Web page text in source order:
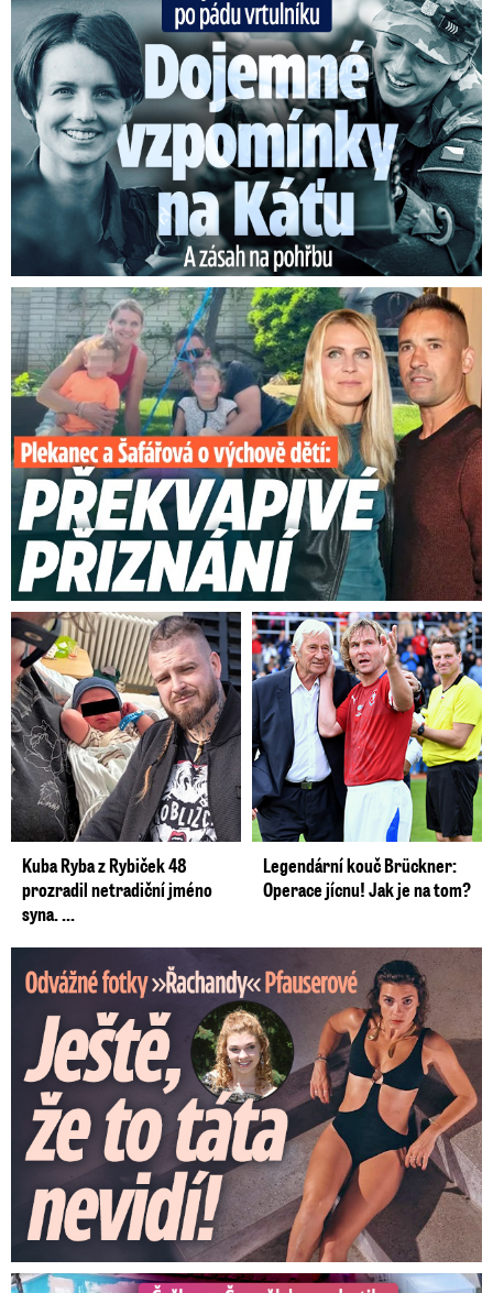
Plekanec a Šafářová o výchově dětí: Překvapivé přiznání
Kuba Ryba z Rybiček 48
prozradil netradiční jméno
syna. ...
Legendární kouč Brückner:
Operace jícnu! Jak je na tom?
Odvážné fotky Denisy Pfauserové: Ještě, že to táta nevidí